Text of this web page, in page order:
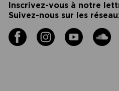
Inscrivez-vous à notre
Suivez-nous sur les